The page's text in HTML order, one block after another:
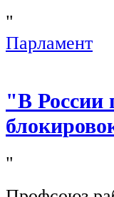
"
Парламент
"В России
"